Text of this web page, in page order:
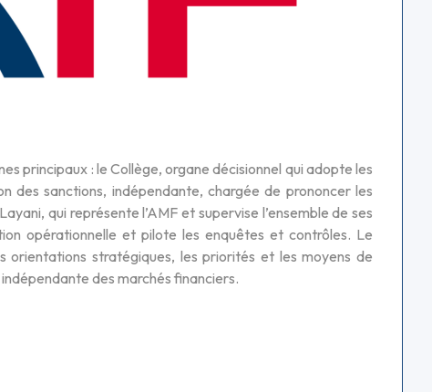
principaux : le Collège, organe décisionnel qui adopte les
des sanctions, indépendante, chargée de prononcer les
qui représente l’AMF et supervise l’ensemble de ses
opérationnelle et pilote les enquêtes et contrôles. Le
stratégiques, les priorités et les moyens de
des marchés financiers.